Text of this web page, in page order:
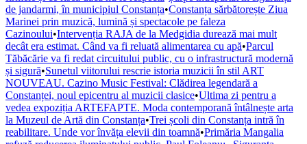
de jandarmi, în municipiul Constanța•Constanța sărbătorește Ziua
Marinei prin muzică, lumină și spectacole pe faleza
Cazinoului•Intervenția RAJA de la Medgidia durează mai mult
decât era estimat. Când va fi reluată alimentarea cu apă•Parcul
Tăbăcărie va fi redat circuitului public, cu o infrastructură modernă
și sigură•Sunetul viitorului rescrie istoria muzicii în stil ART
NOUVEAU. Cazino Music Festival: Clădirea legendară a
Constanței, noul epicentru al muzicii clasice•Ultima zi pentru a
vedea expoziția ARTEFAPTE. Moda contemporană întâlnește arta
la Muzeul de Artă din Constanța•Trei școli din Constanța intră în
reabilitare. Unde vor învăța elevii din toamnă•Primăria Mangalia